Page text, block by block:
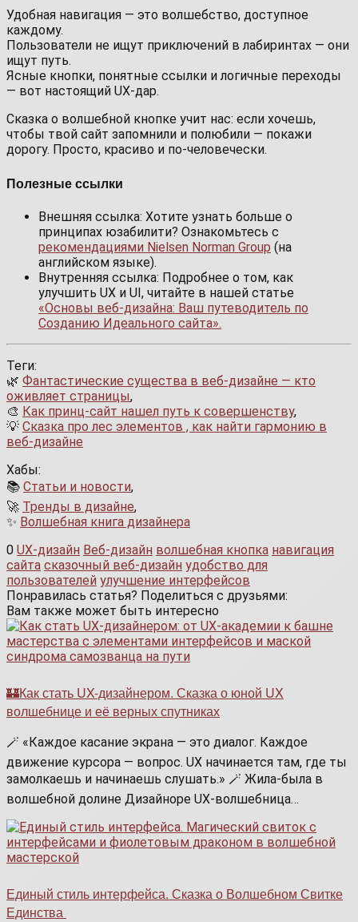
Удобная навигация — это волшебство, доступное
каждому.
Пользователи не ищут приключений в лабиринтах — они
ищут путь.
Ясные кнопки, понятные ссылки и логичные переходы
— вот настоящий UX-дар.
Сказка о волшебной кнопке учит нас: если хочешь,
чтобы твой сайт запомнили и полюбили — покажи
дорогу. Просто, красиво и по-человечески.
Полезные ссылки
Внешняя ссылка: Хотите узнать больше о
принципах юзабилити? Ознакомьтесь с
рекомендациями Nielsen Norman Group (на
английском языке).
Внутренняя ссылка: Подробнее о том, как
улучшить UX и UI, читайте в нашей статье
«Основы веб-дизайна: Ваш путеводитель по
Созданию Идеального сайта».
Теги:
🌿 Фантастические существа в веб-дизайне — кто
оживляет страницы,
🎨 Как принц-сайт нашел путь к совершенству,
💡 Сказка про лес элементов , как найти гармонию в
веб-дизайне
Хабы:
📚 Статьи и новости,
🚀 Тренды в дизайне,
✨ Волшебная книга дизайнера
0 UX-дизайн Веб-дизайн волшебная кнопка навигация
сайта сказочный веб-дизайн удобство для
пользователей улучшение интерфейсов
Понравилась статья? Поделиться с друзьями:
Вам также может быть интересно
🏰Как стать UX-дизайнером. Сказка о юной UX
волшебнице и её верных спутниках
🪄 «Каждое касание экрана — это диалог. Каждое
движение курсора — вопрос. UX начинается там, где ты
замолкаешь и начинаешь слушать.» 🪄 Жила-была в
волшебной долине Дизайноре UX‑волшебница…
Единый стиль интерфейса. Сказка о Волшебном Свитке
Единства